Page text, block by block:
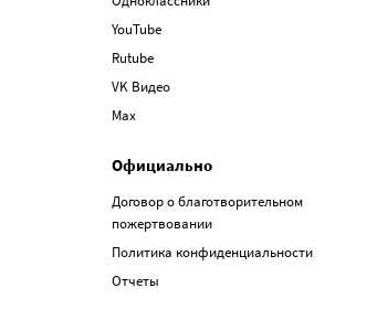
YouTube
Rutube
VK Видео
Max
Официально
Договор о благотворительном
пожертвовании
Политика конфиденциальности
Отчеты